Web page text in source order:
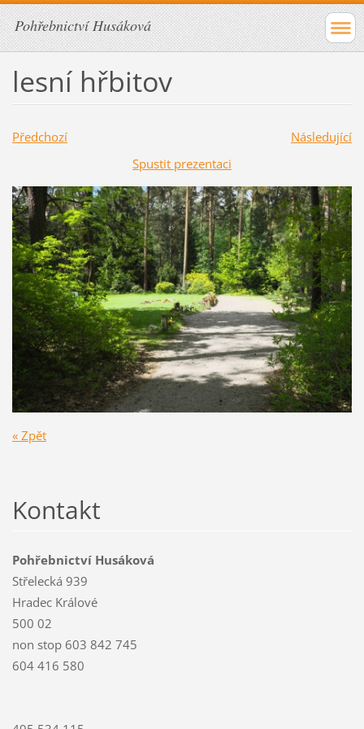
Pohřebnictví Husáková
lesní hřbitov
Předchozí
Následující
Spustit prezentaci
« Zpět
Kontakt
Pohřebnictví Husáková
Střelecká 939
Hradec Králové
500 02
non stop 603 842 745
604 416 580